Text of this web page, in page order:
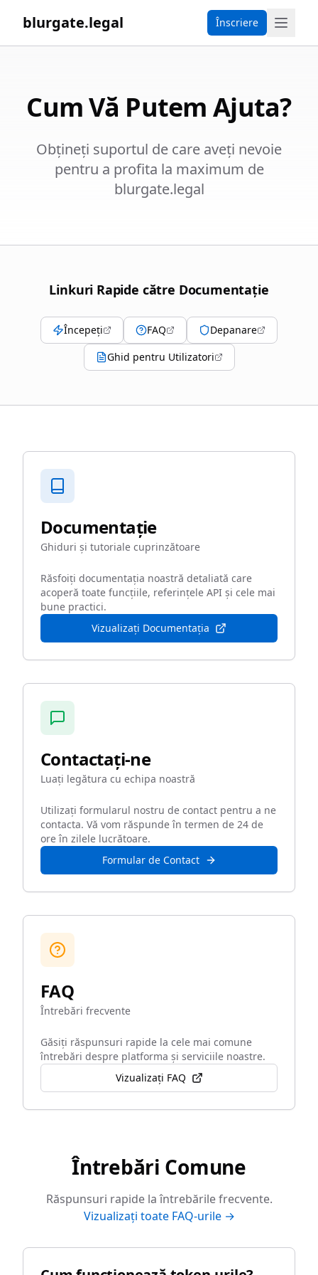
blurgate.legal Înscriere
Cum Vă Putem Ajuta?
Obțineți suportul de care aveți nevoie
pentru a profita la maximum de
blurgate.legal
Linkuri Rapide către Documentație
Începeți FAQ
Depanare
Ghid pentru Utilizatori
Documentație
Ghiduri și tutoriale cuprinzătoare
Răsfoiți documentația noastră detaliată care
acoperă toate funcțiile, referințele API și cele mai
bune practici.
Vizualizați Documentația
Contactați-ne
Luați legătura cu echipa noastră
Utilizați formularul nostru de contact pentru a ne
contacta. Vă vom răspunde în termen de 24 de
ore în zilele lucrătoare.
Formular de Contact
FAQ
Întrebări frecvente
Găsiți răspunsuri rapide la cele mai comune
întrebări despre platforma și serviciile noastre.
Vizualizați FAQ
Întrebări Comune
Răspunsuri rapide la întrebările frecvente.
Vizualizați toate FAQ-urile →